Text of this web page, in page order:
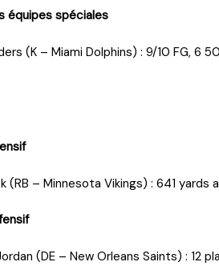
équipes spéciales
(K – Miami Dolphins) : 9/10 FG, 6
(RB – Minnesota Vikings) : 641 yards
(DE – New Orleans Saints) : 12